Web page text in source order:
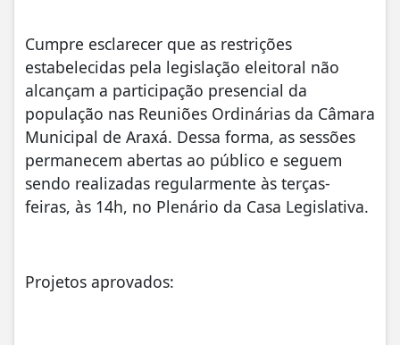
Cumpre esclarecer que as restrições
estabelecidas pela legislação eleitoral não
alcançam a participação presencial da
população nas Reuniões Ordinárias da Câmara
Municipal de Araxá. Dessa forma, as sessões
permanecem abertas ao público e seguem
sendo realizadas regularmente às terças-
feiras, às 14h, no Plenário da Casa Legislativa.
Projetos aprovados: